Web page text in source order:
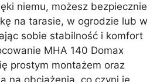
niemu, możesz bezpiecznie
na tarasie, w ogrodzie lub w
sobie stabilność i komfort
MHA 140 Domax
prostym montażem oraz